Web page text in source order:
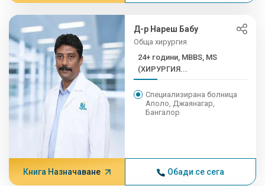
Д-р Нареш Бабу
Обща хирургия
24+ години, MBBS, MS
(ХИРУРГИЯ...
Специализирана болница
Аполо, Джаянагар,
Бангалор
Книга Назначаване Обади се сега